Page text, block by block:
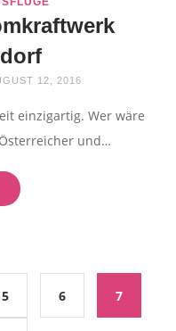
12, 2016
einzigartig. Wer wäre
und…
5 6 7